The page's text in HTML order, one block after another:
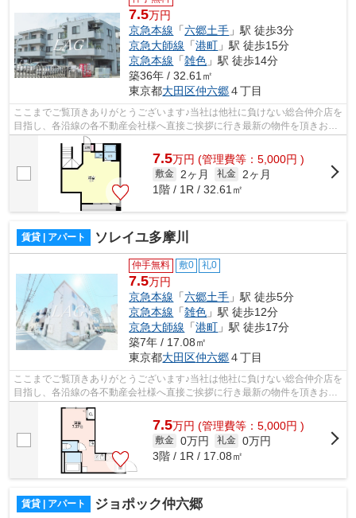
7.5万円
京急本線 「六郷土手 」駅 徒歩3分
京急大師線 「港町 」駅 徒歩15分
京急本線 「雑色 」駅 徒歩14分
築36年 / 32.61㎡
東京都大田区仲六郷４丁目
ここまでご覧頂きありがとうございます♪当社は他社に負けない総合仲介店を
目指し、各沿線の各不動産会社様へ直接ご挨拶に行き最新の物件を頂きお客
様へ提供しております！最新の情報は...
7.5万円 (管理費等：5,000円 )
敷金 2ヶ月 礼金
2ヶ月
1階 / 1R / 32.61㎡
賃貸 | アパート ソレイユ多摩川
仲手無料 敷0 礼0
7.5万円
京急本線 「六郷土手 」駅 徒歩5分
京急本線 「雑色 」駅 徒歩12分
京急大師線 「港町 」駅 徒歩17分
築7年 / 17.08㎡
東京都大田区仲六郷４丁目
ここまでご覧頂きありがとうございます♪当社は他社に負けない総合仲介店を
目指し、各沿線の各不動産会社様へ直接ご挨拶に行き最新の物件を頂きお客
様へ提供しております！最新の情報は...
7.5万円 (管理費等：5,000円 )
敷金 0万円 礼金 0万円
3階 / 1R / 17.08㎡
賃貸 | アパート ジョポック仲六郷